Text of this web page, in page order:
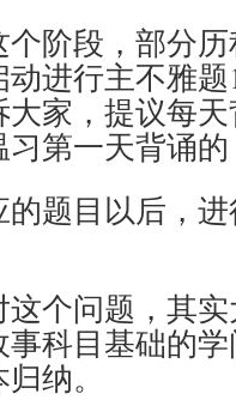
个阶段，部分
进行主不雅
大家，提议每
习第一天背诵
的题目以后，
这个问题，其
事科目基础的
纳。